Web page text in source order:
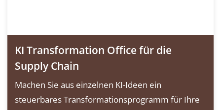
KI Transformation Office für die
Supply Chain
Machen Sie aus einzelnen KI-Ideen ein
steuerbares Transformationsprogramm für Ihre